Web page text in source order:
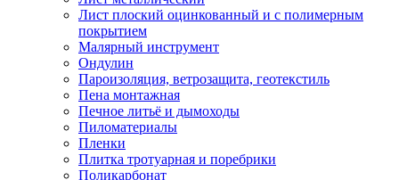
Лист плоский оцинкованный и с полимерным
покрытием
Малярный инструмент
Ондулин
Пароизоляция, ветрозащита, геотекстиль
Пена монтажная
Печное литьё и дымоходы
Пиломатериалы
Пленки
Плитка тротуарная и поребрики
Поликарбонат